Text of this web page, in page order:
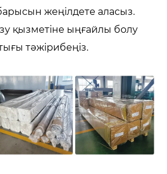
барысын жеңілдете аласыз.
қызметіне ыңғайлы болу
тәжірибеңіз.